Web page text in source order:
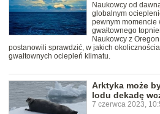
Naukowcy od
globalnym
pewnym momencie
gwałtownego
Naukowcy z
postanowili sprawdzić, w jakich
gwałtownych ociepleń klimatu.
Arktyka może
lodu dekadę
7 czerwca 2023,